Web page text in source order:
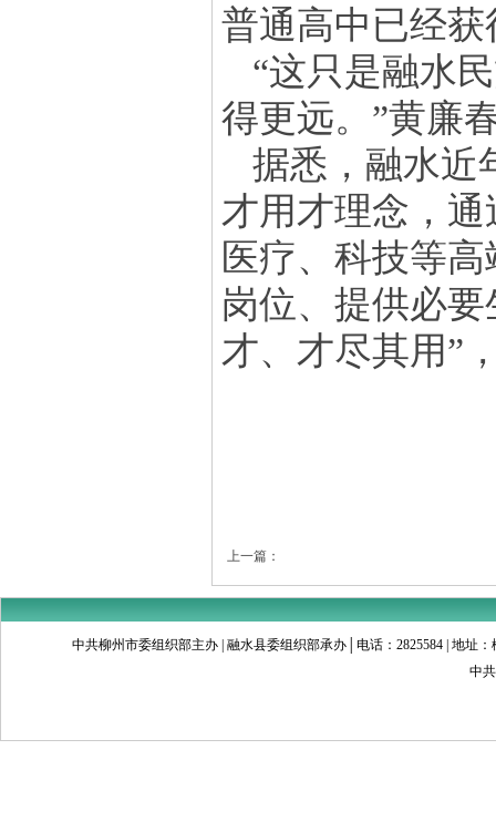
普通高中已经
“这只是融水
得更远。”黄廉
据悉，融水近
才用才理念，通
医疗、科技等
岗位、提供必
才、才尽其用”
上一篇：
中共柳州市委组织部主办 | 融水县委组织部承办│电话：2825584 | 地址
中